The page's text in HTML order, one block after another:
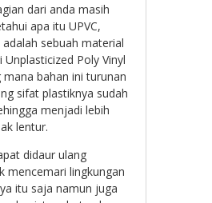
dari anda masih
apa itu UPVC,
sebuah material
Unplasticized Poly Vinyl
mana bahan ini turunan
sifat plastiknya sudah
menjadi lebih
lentur.
didaur ulang
mencemari lingkungan
itu saja namun juga